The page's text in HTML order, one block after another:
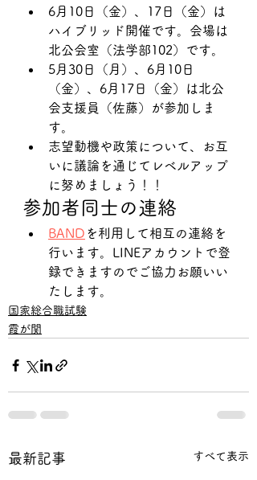
6月10日（金）、17日（金）は
ハイブリッド開催です。会場は
北公会室（法学部102）です。
5月30日（月）、6月10日
（金）、6月17日（金）は北公
会支援員（佐藤）が参加しま
す。
志望動機や政策について、お互
いに議論を通じてレベルアップ
に努めましょう！！
参加者同士の連絡
BAND を利用して相互の連絡を
行います。LINEアカウントで登
録できますのでご協力お願いい
たします。
国家総合職試験
霞が関
最新記事 すべて表示